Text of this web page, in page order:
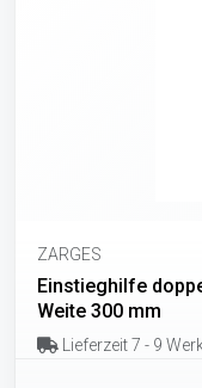
ZARGES
Einstieghilfe
Weite 300 mm
Lieferzeit 7 - 9